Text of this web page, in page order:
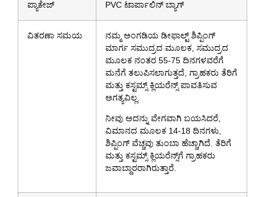
ಪ್ಯಾಕೇಜ್ PVC ಟಾರ್ಪಾಲಿನ್ ಬ್ಯಾಗ್
ವಿತರಣಾ ಸಮಯ
ನಮ್ಮ ಅಂಗಡಿಯ ಡೀಫಾಲ್ಟ್ ಶಿಪ್ಪಿಂಗ್
ಮಾರ್ಗ ಸಮುದ್ರದ ಮೂಲಕ, ಸಮುದ್ರದ
ಮೂಲಕ ನಂತರ 55-75 ದಿನಗಳವರೆಗೆ
ಮನೆಗೆ ತಲುಪಿಸಲಾಗುತ್ತದೆ, ಗ್ರಾಹಕರು ತೆರಿಗೆ
ಮತ್ತು ಕಸ್ಟಮ್ಸ್ ಕ್ಲಿಯರೆನ್ಸ್ ಪಾವತಿಸುವ
ಅಗತ್ಯವಿಲ್ಲ.
ನೀವು ಅದನ್ನು ವೇಗವಾಗಿ ಬಯಸಿದರೆ,
ವಿಮಾನದ ಮೂಲಕ 14-18 ದಿನಗಳು,
ಶಿಪ್ಪಿಂಗ್ ವೆಚ್ಚವು ತುಂಬಾ ಹೆಚ್ಚಾಗಿದೆ. ತೆರಿಗೆ
ಮತ್ತು ಕಸ್ಟಮ್ಸ್ ಕ್ಲಿಯರೆನ್ಸ್‌ಗೆ ಗ್ರಾಹಕರು
ಜವಾಬ್ದಾರರಾಗಿರುತ್ತಾರೆ.